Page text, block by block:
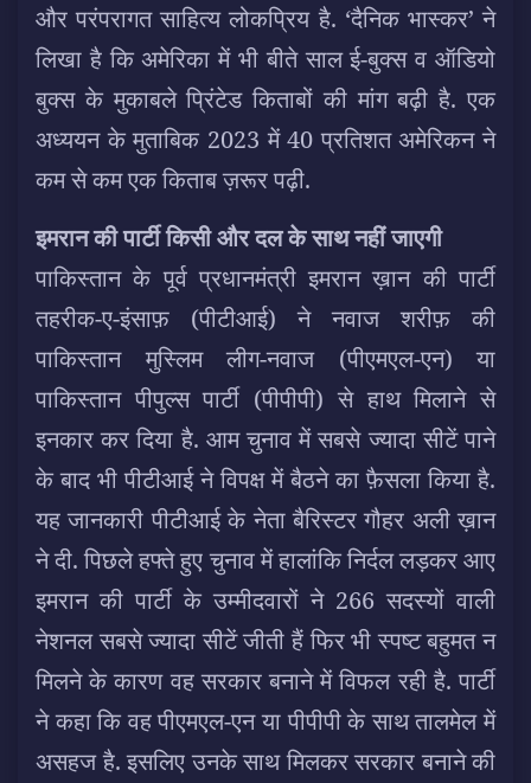
और परंपरागत साहित्य लोकप्रिय है. ‘दैनिक भास्कर’ ने
लिखा है कि अमेरिका में भी बीते साल ई-बुक्स व ऑडियो
बुक्स के मुकाबले प्रिंटेड किताबों की मांग बढ़ी है. एक
अध्ययन के मुताबिक 2023 में 40 प्रतिशत अमेरिकन ने
कम से कम एक किताब ज़रूर पढ़ी.
इमरान की पार्टी किसी और दल के साथ नहीं जाएगी
पाकिस्तान के पूर्व प्रधानमंत्री इमरान ख़ान की पार्टी
तहरीक-ए-इंसाफ़ (पीटीआई) ने नवाज शरीफ़ की
पाकिस्तान मुस्लिम लीग-नवाज (पीएमएल-एन) या
पाकिस्तान पीपुल्स पार्टी (पीपीपी) से हाथ मिलाने से
इनकार कर दिया है. आम चुनाव में सबसे ज्यादा सीटें पाने
के बाद भी पीटीआई ने विपक्ष में बैठने का फ़ैसला किया है.
यह जानकारी पीटीआई के नेता बैरिस्टर गौहर अली ख़ान
ने दी. पिछले हफ्ते हुए चुनाव में हालांकि निर्दल लड़कर आए
इमरान की पार्टी के उम्मीदवारों ने 266 सदस्यों वाली
नेशनल सबसे ज्यादा सीटें जीती हैं फिर भी स्पष्ट बहुमत न
मिलने के कारण वह सरकार बनाने में विफल रही है. पार्टी
ने कहा कि वह पीएमएल-एन या पीपीपी के साथ तालमेल में
असहज है. इसलिए उनके साथ मिलकर सरकार बनाने की